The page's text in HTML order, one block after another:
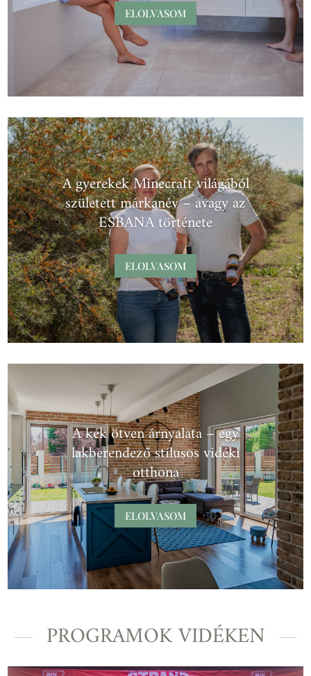
ELOLVASOM
A gyerekek Minecraft világából
született márkanév – avagy az
ESBANA története
ELOLVASOM
A kék ötven árnyalata – egy
lakberendező stílusos vidéki
otthona
ELOLVASOM
PROGRAMOK VIDÉKEN